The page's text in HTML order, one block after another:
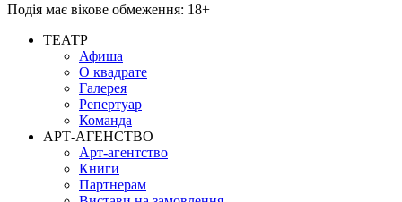
Подія має вікове обмеження: 18+
ТЕАТР
Афиша
О квадрате
Галерея
Репертуар
Команда
АРТ-АГЕНСТВО
Арт-агентство
Книги
Партнерам